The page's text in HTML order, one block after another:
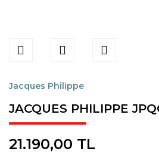
Jacques Philippe
JACQUES PHILIPPE
21.190,00 TL